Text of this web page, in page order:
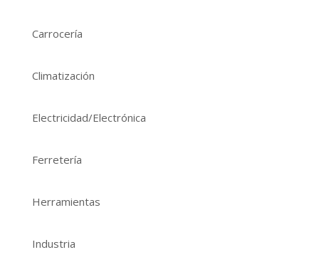
Carrocería
Climatización
Electricidad/Electrónica
Ferretería
Herramientas
Industria